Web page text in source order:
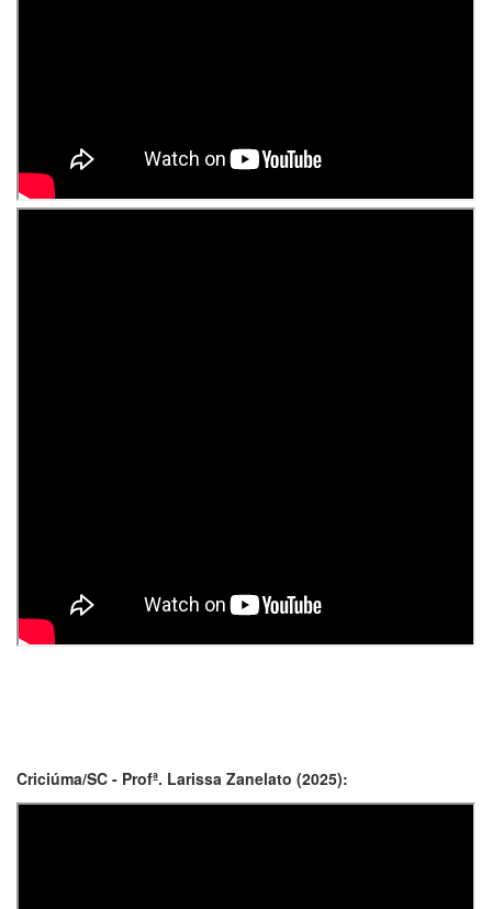
Criciúma/SC - Profª. Larissa Zanelato (2025):